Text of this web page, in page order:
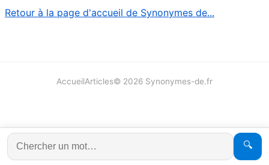
Retour à la page d'accueil de Synonymes de...
🔍
AccueilArticles© 2026 Synonymes-de.fr